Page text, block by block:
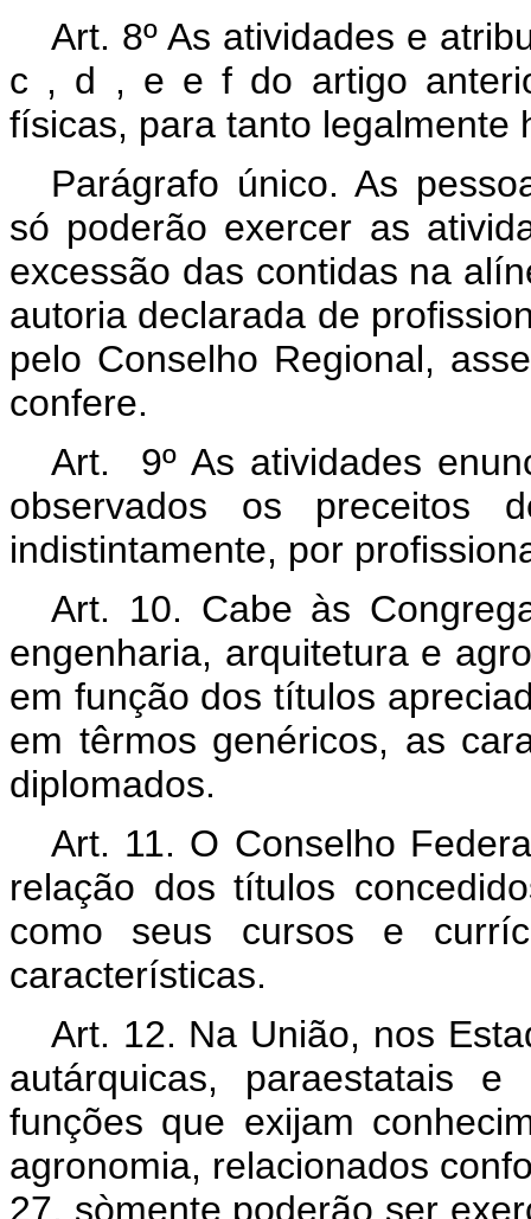
Art. 8º As atividades e
c , d , e e f do artigo
físicas, para tanto legalmente
Parágrafo único. As
só poderão exercer as
excessão das contidas na
autoria declarada de
pelo Conselho Regional,
confere.
Art. 9º As atividades
observados os preceitos
indistintamente, por
Art. 10. Cabe às
engenharia, arquitetura e
em função dos títulos
em têrmos genéricos, as
diplomados.
Art. 11. O Conselho
relação dos títulos
como seus cursos e
características.
Art. 12. Na União, nos
autárquicas, paraestatais
funções que exijam
agronomia, relacionados
27, sòmente poderão ser